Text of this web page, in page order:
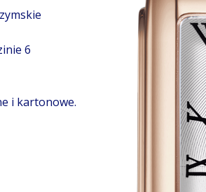
6
i kartonowe.